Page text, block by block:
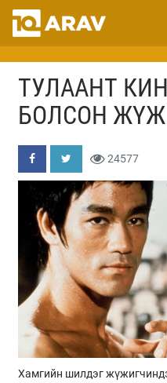
ТУЛААНТ
БОЛСОН
24577
Хамгийн шилдэг